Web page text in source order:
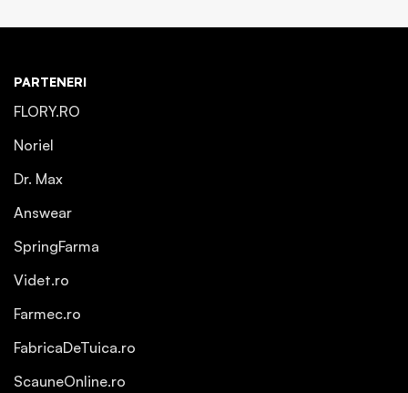
PARTENERI
FLORY.RO
Noriel
Dr. Max
Answear
SpringFarma
Videt.ro
Farmec.ro
FabricaDeTuica.ro
ScauneOnline.ro